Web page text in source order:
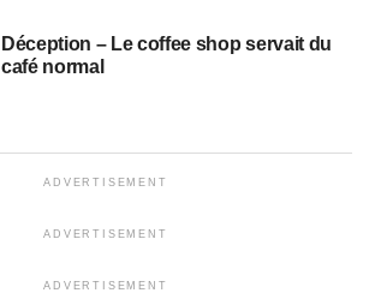
Déception – Le coffee shop servait du
café normal
ADVERTISEMENT
ADVERTISEMENT
ADVERTISEMENT